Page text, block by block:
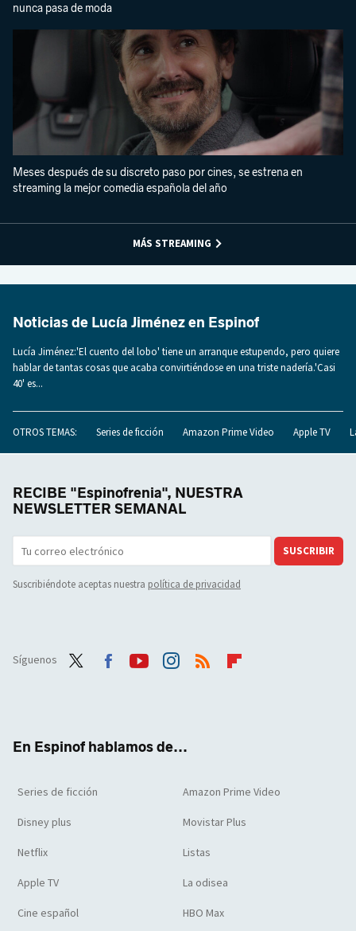
nunca pasa de moda
Meses después de su discreto paso por cines, se estrena en
streaming la mejor comedia española del año
MÁS STREAMING
Noticias de Lucía Jiménez en Espinof
Lucía Jiménez:'El cuento del lobo' tiene un arranque estupendo, pero quiere
hablar de tantas cosas que acaba convirtiéndose en una triste nadería.'Casi
40' es...
OTROS TEMAS: Series de ficción Amazon Prime Video Apple TV
RECIBE "Espinofrenia", NUESTRA
NEWSLETTER SEMANAL
SUSCRIBIR
Suscribiéndote aceptas nuestra política de privacidad
Síguenos
En Espinof hablamos de...
Series de ficción Amazon Prime Video
Disney plus Movistar Plus
Netflix Listas
Apple TV La odisea
Cine español HBO Max